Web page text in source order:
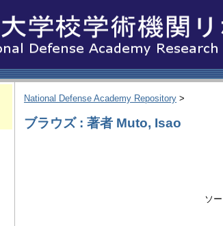
National Defense Academy Repository >
ブラウズ : 著者 Muto, Isao
ソ